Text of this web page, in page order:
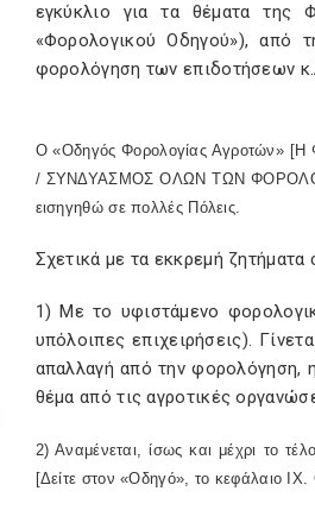
εγκύκλιο για τα θέματα της
«Φορολογικού Οδηγού»), από
φορολόγηση των επιδοτήσεων
Ο «Οδηγός Φορολογίας
/ ΣΥΝΔΥΑΣΜΟΣ ΟΛΩΝ ΤΩΝ
εισηγηθώ σε πολλές Πόλεις.
Σχετικά με τα εκκρεμή
1) Με το υφιστάμενο
υπόλοιπες επιχειρήσεις).
απαλλαγή από την φορολόγηση,
θέμα από τις αγροτικές
2) Αναμένεται, ίσως και μέχρι το
[Δείτε στον «Οδηγό», το